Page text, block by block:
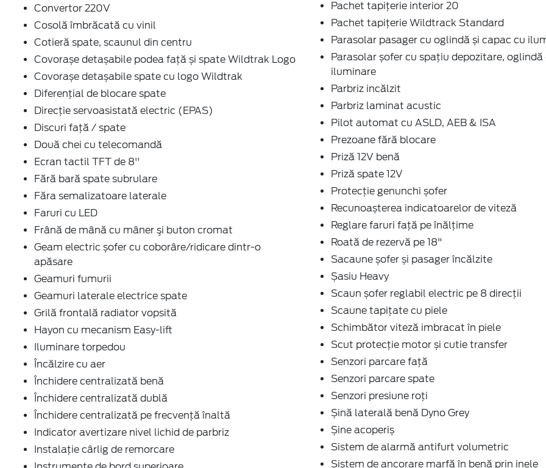
Convertor 220V
Cosolă îmbrăcată cu vinil
Cotieră spate, scaunul din centru
Covorașe detașabile podea față și spate Wildtrak Logo
Covorașe detașabile spate cu logo Wildtrak
Diferențial de blocare spate
Direcție servoasistată electric (EPAS)
Discuri față / spate
Două chei cu telecomandă
Ecran tactil TFT de 8''
Fără bară spate subrulare
Făra semalizatoare laterale
Faruri cu LED
Frână de mână cu mâner şi buton cromat
Geam electric șofer cu coborâre/ridicare dintr-o
apăsare
Geamuri fumurii
Geamuri laterale electrice spate
Grilă frontală radiator vopsită
Hayon cu mecanism Easy-lift
Iluminare torpedou
Încălzire cu aer
Închidere centralizată benă
Închidere centralizată dublă
Închidere centralizată pe frecvență înaltă
Indicator avertizare nivel lichid de parbriz
Instalație cârlig de remorcare
Pachet tapițerie interior 20
Pachet tapițerie Wildtrack Standard
Parasolar pasager cu oglindă și capac cu
Parasolar șofer cu spațiu depozitare, oglindă
iluminare
Parbriz incălzit
Parbriz laminat acustic
Pilot automat cu ASLD, AEB & ISA
Prezoane fără blocare
Priză 12V benă
Priză spate 12V
Protecție genunchi șofer
Recunoașterea indicatoarelor de viteză
Reglare faruri față pe înălțime
Roată de rezervă pe 18"
Sacaune șofer și pasager încălzite
Șasiu Heavy
Scaun șofer reglabil electric pe 8 direcţii
Scaune tapițate cu piele
Schimbător viteză imbracat în piele
Scut protecție motor și cutie transfer
Senzori parcare față
Senzori parcare spate
Senzori presiune roți
Șină laterală benă Dyno Grey
Șine acoperiș
Sistem de alarmă antifurt volumetric
Sistem de ancorare marfă în benă prin inele